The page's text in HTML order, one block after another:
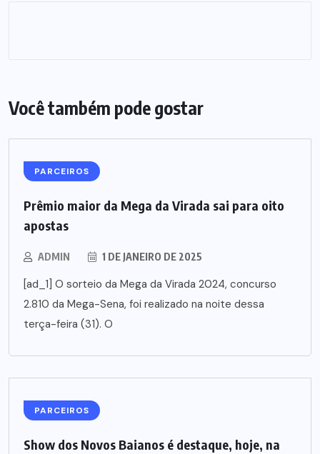
Você também pode gostar
PARCEIROS
Prêmio maior da Mega da Virada sai para oito
apostas
ADMIN 1 DE JANEIRO DE 2025
[ad_1] O sorteio da Mega da Virada 2024, concurso
2.810 da Mega-Sena, foi realizado na noite dessa
terça-feira (31). O
PARCEIROS
Show dos Novos Baianos é destaque, hoje, na